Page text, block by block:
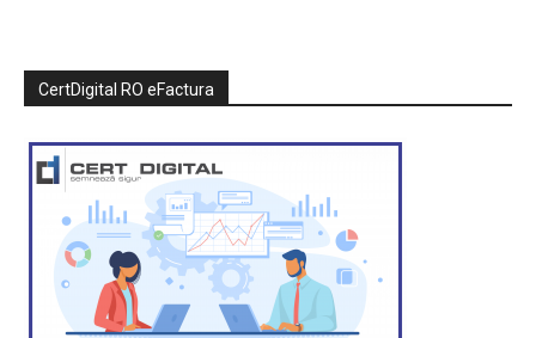
CertDigital RO eFactura